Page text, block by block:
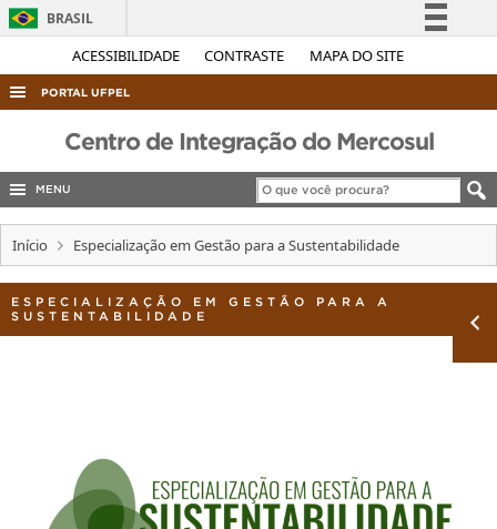
ACESSIBILIDADE CONTRASTE MAPA DO SITE
BRASIL
Simplifique!
Acesso à informação
Legislação
Canais
PORTAL UFPEL
ACESSO À INFORMAÇÃO
COBALTO
CONCURSOS
EDITAIS
INTERNACIONAL
Centro de Integração do Mercosul
MENU
Início Especialização em Gestão para a Sustentabilidade
ESPECIALIZAÇÃO EM GESTÃO PARA A
SUSTENTABILIDADE